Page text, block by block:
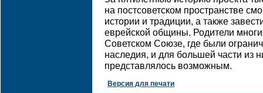
на постсоветском пространстве
истории и традиции, а также
еврейской общины. Родители
Советском Союзе, где были
наследия, и для большей части из
представлялось возможным.
Версия для печати